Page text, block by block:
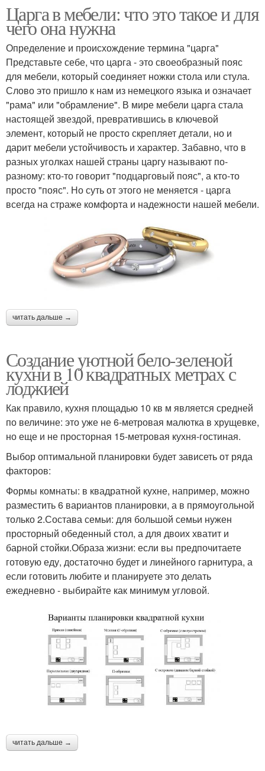
Царга в мебели: что это такое и для
чего она нужна
Определение и происхождение термина "царга"
Представьте себе, что царга - это своеобразный пояс
для мебели, который соединяет ножки стола или стула.
Слово это пришло к нам из немецкого языка и означает
"рама" или "обрамление". В мире мебели царга стала
настоящей звездой, превратившись в ключевой
элемент, который не просто скрепляет детали, но и
дарит мебели устойчивость и характер. Забавно, что в
разных уголках нашей страны царгу называют по-
разному: кто-то говорит "подцарговый пояс", а кто-то
просто "пояс". Но суть от этого не меняется - царга
всегда на страже комфорта и надежности нашей мебели.
читать дальше →
Создание уютной бело-зеленой
кухни в 10 квадратных метрах с
лоджией
Как правило, кухня площадью 10 кв м является средней
по величине: это уже не 6-метровая малютка в хрущевке,
но еще и не просторная 15-метровая кухня-гостиная.
Выбор оптимальной планировки будет зависеть от ряда
факторов:
Формы комнаты: в квадратной кухне, например, можно
разместить 6 вариантов планировки, а в прямоугольной
только 2.Состава семьи: для большой семьи нужен
просторный обеденный стол, а для двоих хватит и
барной стойки.Образа жизни: если вы предпочитаете
готовую еду, достаточно будет и линейного гарнитура, а
если готовить любите и планируете это делать
ежедневно - выбирайте как минимум угловой.
читать дальше →